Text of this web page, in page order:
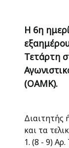
Η 6η
Τετάρτη
(ΟΑΜΚ).
Διαιτητής
και τα
1. (8 - 9)